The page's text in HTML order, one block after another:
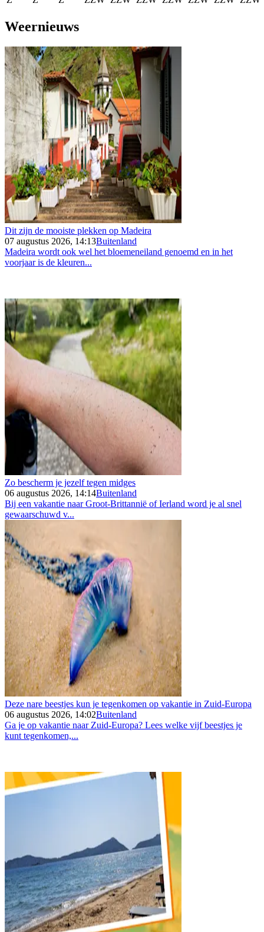
Weernieuws
Dit zijn de mooiste plekken op Madeira
07 augustus 2026, 14:13Buitenland
Madeira wordt ook wel het bloemeneiland genoemd en in het
voorjaar is de kleuren...
Zo bescherm je jezelf tegen midges
06 augustus 2026, 14:14Buitenland
Bij een vakantie naar Groot-Brittannië of Ierland word je al snel
gewaarschuwd v...
Deze nare beestjes kun je tegenkomen op vakantie in Zuid-Europa
06 augustus 2026, 14:02Buitenland
Ga je op vakantie naar Zuid-Europa? Lees welke vijf beestjes je
kunt tegenkomen,...